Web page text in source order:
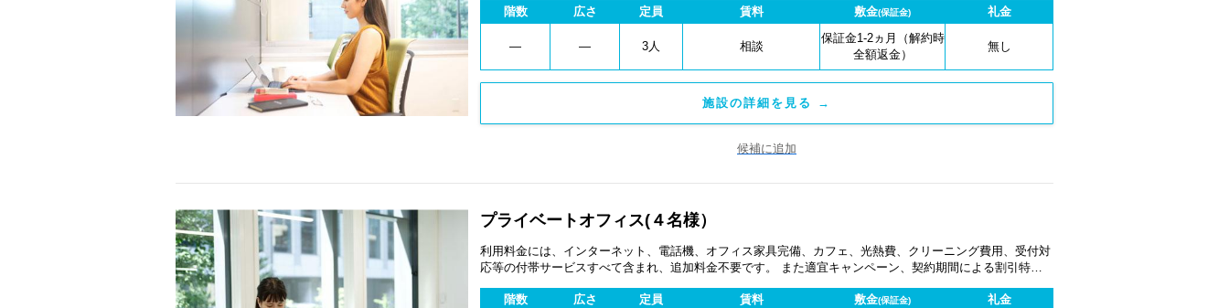
階数
広さ 定員 賃料 敷金(保証金) 礼金
― ― 3人 相談
保証金1-2ヵ月（解約時
全額返金）
無し
施設の詳細を見る →
候補に追加
プライベートオフィス(４名様）
利用料金には、インターネット、電話機、オフィス家具完備、カフェ、光熱費、クリーニング費用、受付対
応等の付帯サービスすべて含まれ、追加料金不要です。 また適宜キャンペーン、契約期間による割引特典
階数
広さ 定員 賃料 敷金(保証金) 礼金